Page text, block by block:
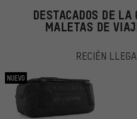
DESTACADOS DE LA
MALETAS DE
RECIÉN
NUEVO